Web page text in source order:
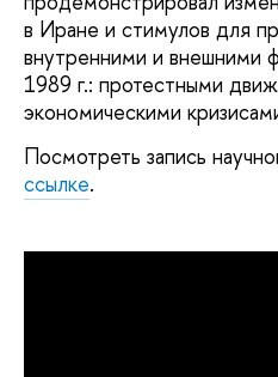
в Иране и стимулов для
внутренними и внешними
1989 г.: протестными
экономическими
Посмотреть запись
ссылке.